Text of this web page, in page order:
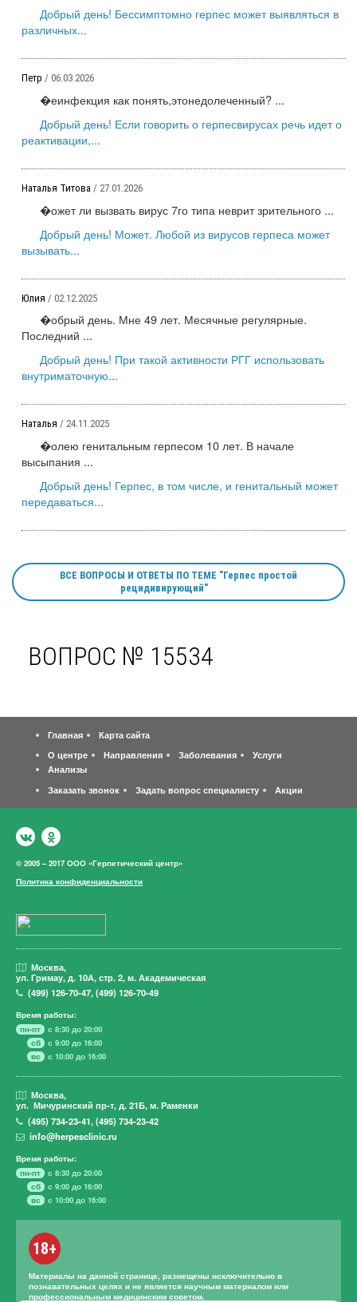
Добрый день! Бессимптомно герпес может выявляться в
различных...
Петр / 06.03.2026
�еинфекция как понять,этонедолеченный? ...
Добрый день! Если говорить о герпесвирусах речь идет о
реактивации,...
Наталья Титова / 27.01.2026
�ожет ли вызвать вирус 7го типа неврит зрительного ...
Добрый день! Может. Любой из вирусов герпеса может
вызывать...
Юлия / 02.12.2025
�обрый день. Мне 49 лет. Месячные регулярные.
Последний ...
Добрый день! При такой активности РГГ использовать
внутриматочную...
Наталья / 24.11.2025
�олею генитальным герпесом 10 лет. В начале
высыпания ...
Добрый день! Герпес, в том числе, и генитальный может
передаваться...
ВСЕ ВОПРОСЫ И ОТВЕТЫ ПО ТЕМЕ "Герпес простой
рецидивирующий"
ВОПРОС № 15534
Главная
Карта сайта
О центре
Направления Заболевания
Услуги
Анализы
Заказать звонок
Задать вопрос специалисту Акции
© 2005 – 2017 ООО «Герпетический центр»
Политика конфиденциальности
Москва,
ул. Гримау, д. 10А, стр. 2, м. Академическая
(499)126-70-47,(499)126-70-49
Время работы:
пн-пт
с 8:30 до 20:00
сб
с 9:00 до 16:00
вс
с 10:00 до 16:00
Москва,
ул. Мичуринский пр-т,д. 21Б, м. Раменки
(495)734-23-41,(495)734-23-42
info@herpesclinic.ru
Время работы:
пн-пт
с 8:30 до 20:00
сб
с 9:00 до 16:00
вс
с 10:00 до 16:00
18+
Материалы на данной странице, размещены исключительно в
познавательных целях и не является научным материалом или
профессиональным медицинским советом.